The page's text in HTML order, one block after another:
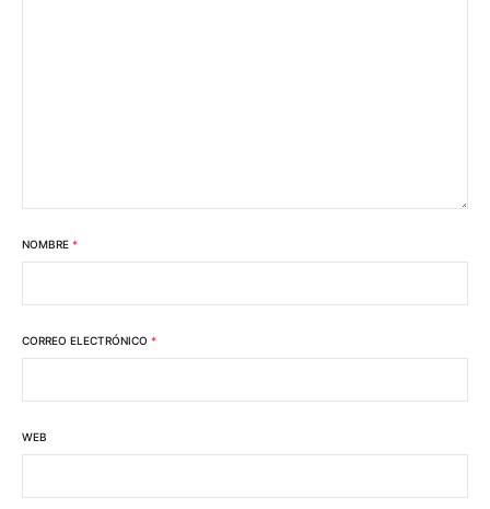
NOMBRE *
CORREO ELECTRÓNICO *
WEB